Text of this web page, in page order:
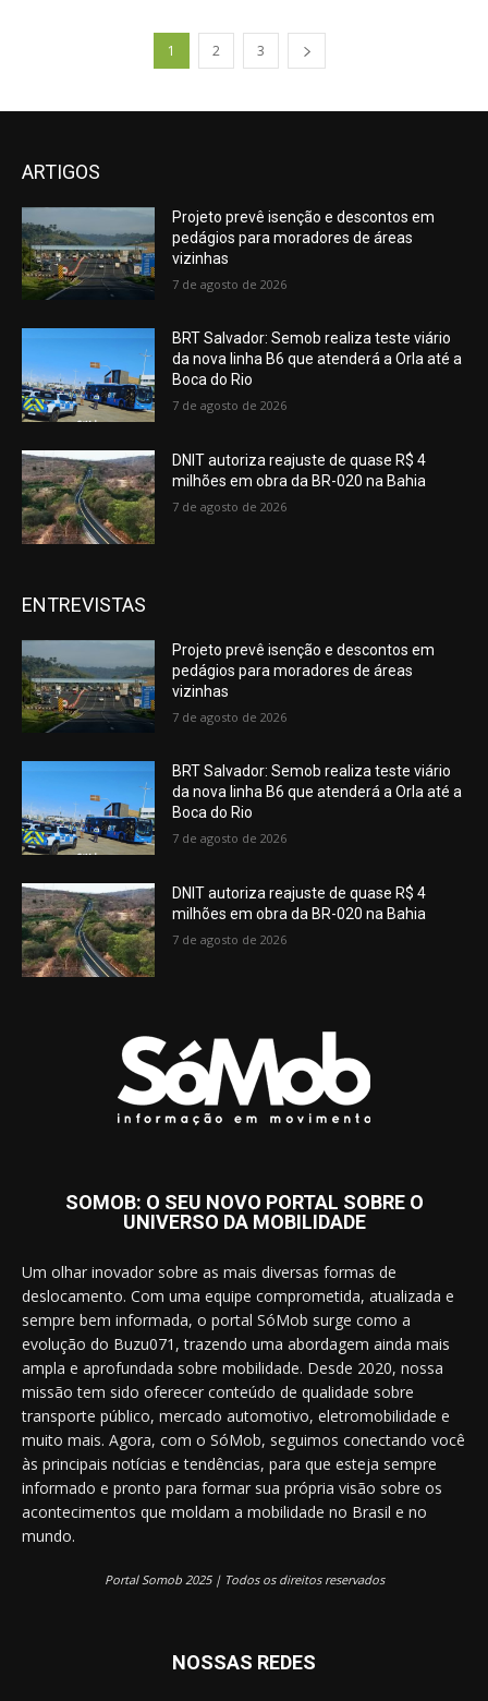
1 2 3
ARTIGOS
Projeto prevê isenção e descontos em
pedágios para moradores de áreas
vizinhas
7 de agosto de 2026
BRT Salvador: Semob realiza teste viário
da nova linha B6 que atenderá a Orla até a
Boca do Rio
7 de agosto de 2026
DNIT autoriza reajuste de quase R$ 4
milhões em obra da BR-020 na Bahia
7 de agosto de 2026
ENTREVISTAS
Projeto prevê isenção e descontos em
pedágios para moradores de áreas
vizinhas
7 de agosto de 2026
BRT Salvador: Semob realiza teste viário
da nova linha B6 que atenderá a Orla até a
Boca do Rio
7 de agosto de 2026
DNIT autoriza reajuste de quase R$ 4
milhões em obra da BR-020 na Bahia
7 de agosto de 2026
SOMOB: O SEU NOVO PORTAL SOBRE O
UNIVERSO DA MOBILIDADE
Um olhar inovador sobre as mais diversas formas de
deslocamento. Com uma equipe comprometida, atualizada e
sempre bem informada, o portal SóMob surge como a
evolução do Buzu071, trazendo uma abordagem ainda mais
ampla e aprofundada sobre mobilidade. Desde 2020, nossa
missão tem sido oferecer conteúdo de qualidade sobre
transporte público, mercado automotivo, eletromobilidade e
muito mais. Agora, com o SóMob, seguimos conectando você
às principais notícias e tendências, para que esteja sempre
informado e pronto para formar sua própria visão sobre os
acontecimentos que moldam a mobilidade no Brasil e no
mundo.
Portal Somob 2025 | Todos os direitos reservados
NOSSAS REDES